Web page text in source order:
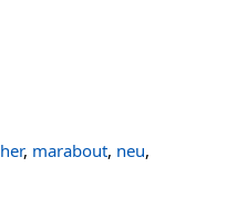
, marabout, neu,